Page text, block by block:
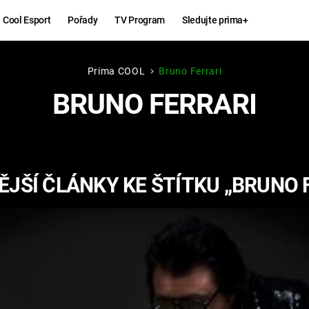
Cool Esport Pořady TV Program Sledujte prima+
Hry
KINGDOM
Zábava
Prima COOL Bruno Ferrari
BRUNO FERRARI
ČLÁNKY KE ŠTÍTKU „BRUNO